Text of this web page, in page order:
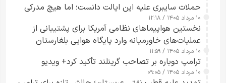
حملات سایبری علیه این ایالت دانست؛ اما هیچ مدرکی
ارائه نکرد
۱۰ مرداد ۱۴۰۵ / ۱۲:۱۸
نخستین هواپیماهای نظامی آمریکا برای پشتیبانی از
عملیات‌های خاورمیانه وارد پایگاه هوایی بلغارستان
شدند
۱۰ مرداد ۱۴۰۵ / ۱۱:۵۹
ترامپ دوباره بر تصاحب گرینلند تأکید کرد+ ویدیو
۱۰ مرداد ۱۴۰۵ / ۰۹:۰۵